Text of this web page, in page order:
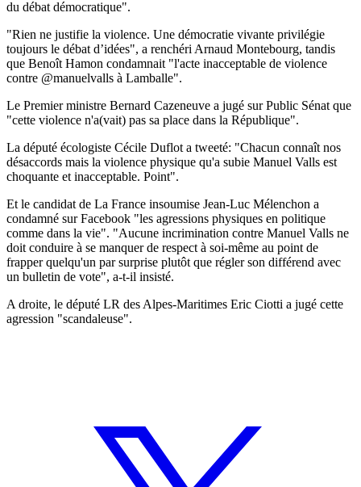
du débat démocratique".
"Rien ne justifie la violence. Une démocratie vivante privilégie
toujours le débat d’idées", a renchéri Arnaud Montebourg, tandis
que Benoît Hamon condamnait "l'acte inacceptable de violence
contre @manuelvalls à Lamballe".
Le Premier ministre Bernard Cazeneuve a jugé sur Public Sénat que
"cette violence n'a(vait) pas sa place dans la République".
La député écologiste Cécile Duflot a tweeté: "Chacun connaît nos
désaccords mais la violence physique qu'a subie Manuel Valls est
choquante et inacceptable. Point".
Et le candidat de La France insoumise Jean-Luc Mélenchon a
condamné sur Facebook "les agressions physiques en politique
comme dans la vie". "Aucune incrimination contre Manuel Valls ne
doit conduire à se manquer de respect à soi-même au point de
frapper quelqu'un par surprise plutôt que régler son différend avec
un bulletin de vote", a-t-il insisté.
A droite, le député LR des Alpes-Maritimes Eric Ciotti a jugé cette
agression "scandaleuse".